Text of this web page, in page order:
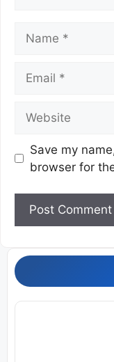
Save my
browser for